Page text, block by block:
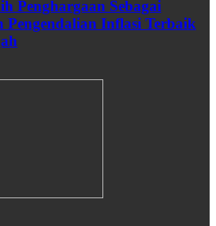
Penghargaan Sebagai
Pengendalian Inflasi Terbaik